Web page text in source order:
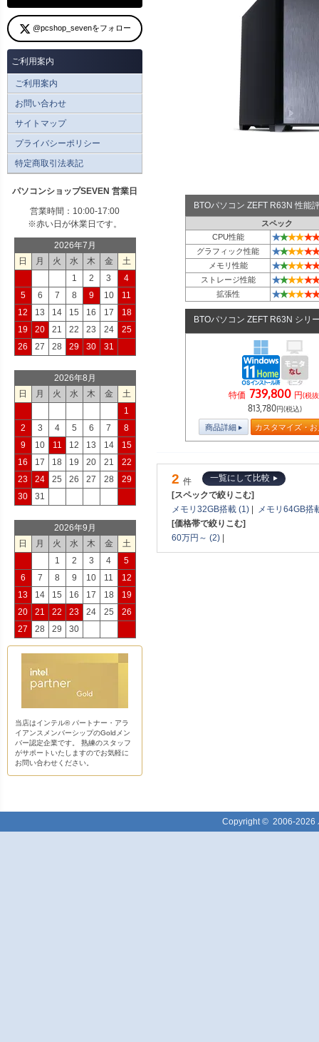
BTOパソコン ZEFT R63N 性能
スペック
CPU性能
★★★★★★
グラフィック性能 ★★★★★★
メモリ性能 ★★★★★★
ストレージ性能 ★★★★★★
拡張性 ★★★★★★
BTOパソコン ZEFT R63N シリ
特価 739,800 円(税
813,780円(税込)
商品詳細 カスタマイズ・
2 件
一覧にして比較
[スペックで絞りこむ]
メモリ32GB搭載 (1)
メモリ64GB搭
[価格帯で絞りこむ]
60万円～ (2)
@pcshop_sevenをフォロー
ご利用案内
ご利用案内
お問い合わせ
サイトマップ
プライバシーポリシー
特定商取引法表記
パソコンショップSEVEN 営業日
営業時間：10:00-17:00
※赤い日が休業日です。
2026年7月
日
月 火 水 木 金
土
1
2 3
4
5
6 7 8 9 10
11
12
13 14 15 16 17
18
19
20 21 22 23 24
25
26
27 28 29 30 31
2026年8月
日
月 火 水 木 金
土
1
2
3 4 5 6 7
8
9
10 11 12 13 14
15
16
17 18 19 20 21
22
23
24 25 26 27 28
29
30
31
2026年9月
日
月 火 水 木 金
土
1
2 3 4
5
6
7 8 9 10 11
12
13
14 15 16 17 18
19
20
21 22 23 24 25
26
27
28 29 30
当店はインテル® パートナー・アラ
イアンスメンバーシップのGoldメン
バー認定企業です。 熟練のスタッフ
がサポートいたしますのでお気軽に
お問い合わせください。
Copyright © 2006-2026